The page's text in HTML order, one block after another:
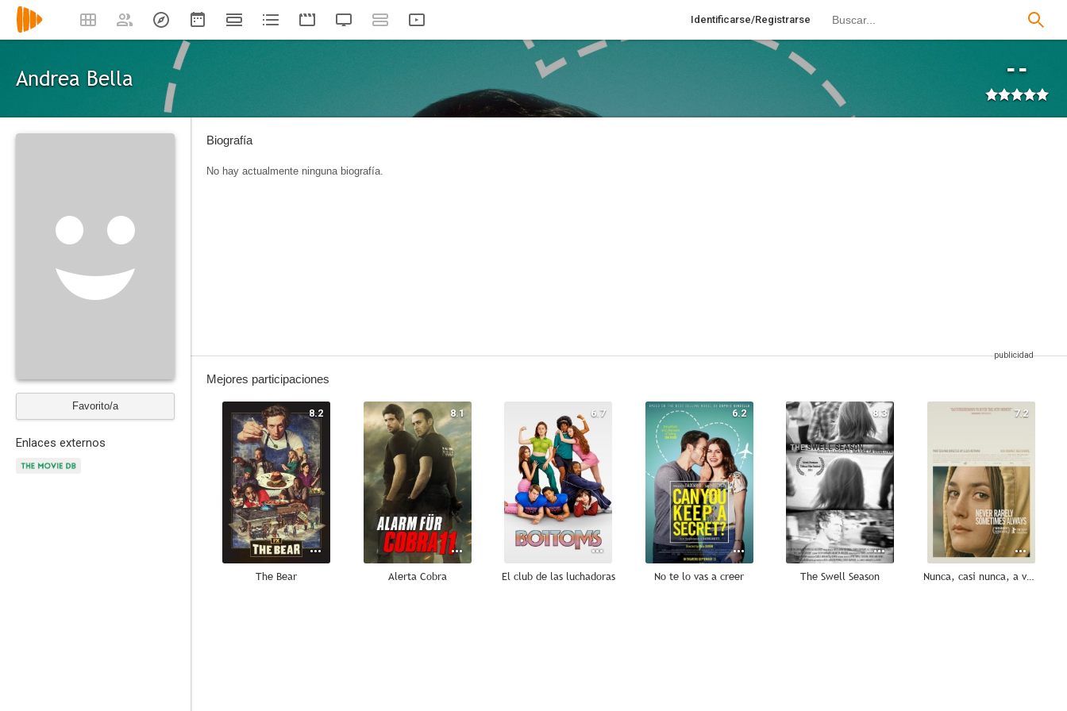
Identificarse/Registrarse
Andrea Bella --
Favorito/a
Enlaces externos
Biografía
No hay actualmente ninguna biografía.
Mejores participaciones
8.2
The Bear
8.1
Alerta Cobra
6.7
El club de las luchadoras
6.2
No te lo vas a creer
8.3
The Swell Season
7.2
Nunca, casi nunca, a veces, siempre